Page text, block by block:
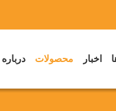
محصولات اخبار